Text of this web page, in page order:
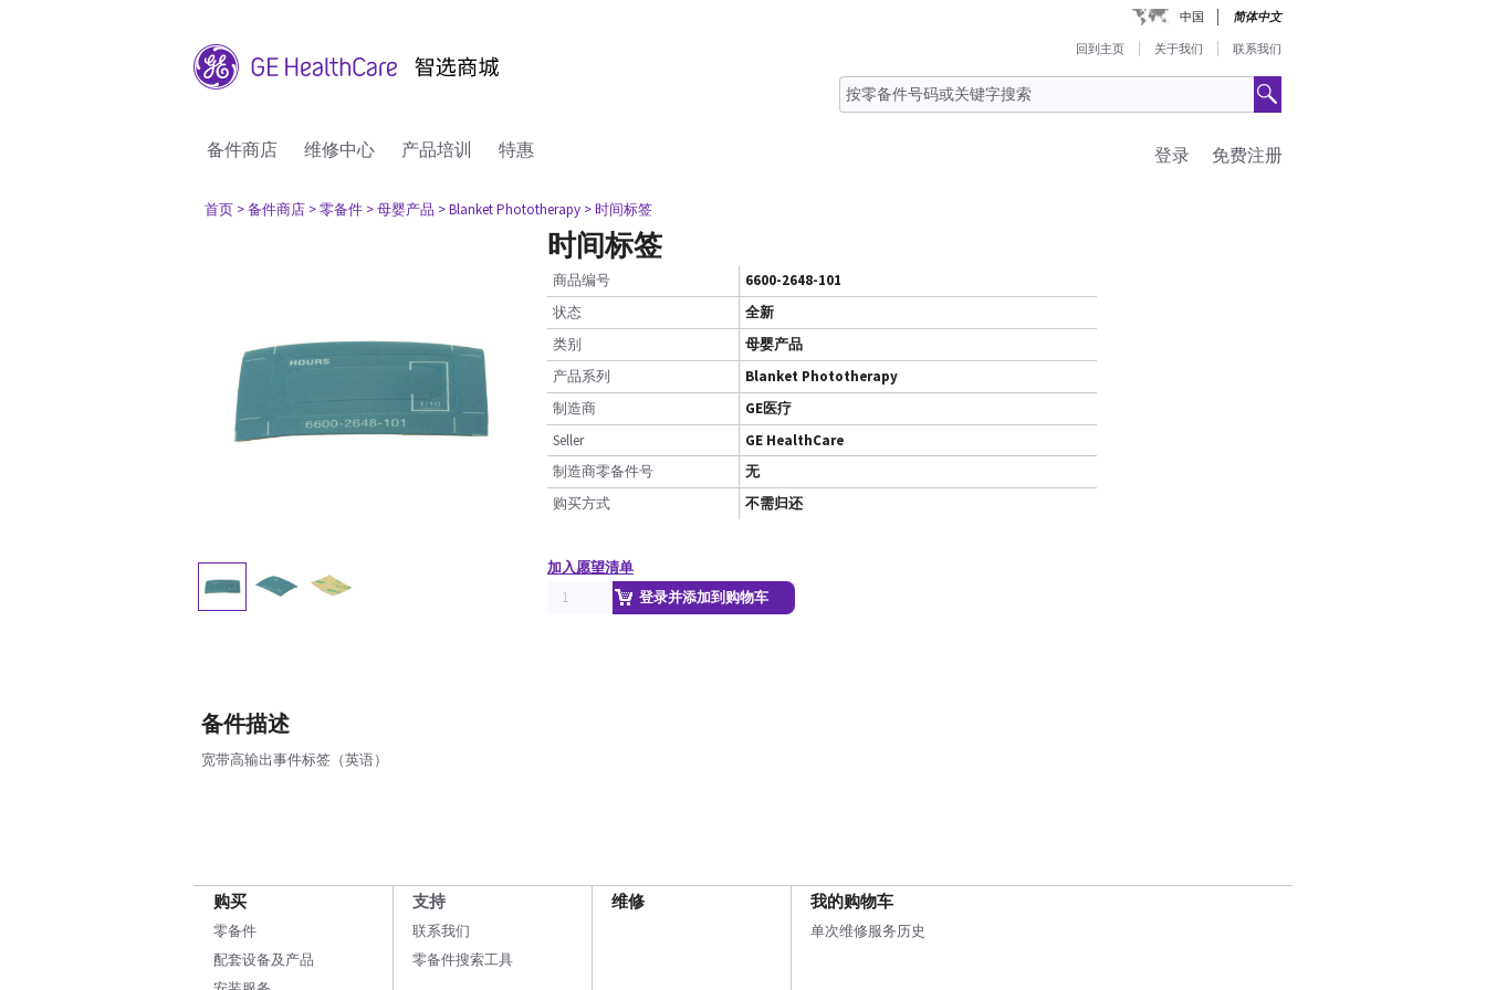
中国 简体中文
回到主页 关于我们 联系我们
备件商店 维修中心 产品培训 特惠 免费注册
登录
首页 > 备件商店 > 零备件 > 母婴产品 > Blanket Phototherapy > 时间标签
时间标签
商品编号
6600-2648-101
状态
全新
类别
母婴产品
产品系列
Blanket Phototherapy
制造商
GE医疗
Seller
GE HealthCare
制造商零备件号
无
购买方式
不需归还
加入愿望清单
登录并添加到购物车
备件描述
宽带高输出事件标签（英语）
购买
零备件
配套设备及产品
支持
联系我们
零备件搜索工具
维修 我的购物车
单次维修服务历史